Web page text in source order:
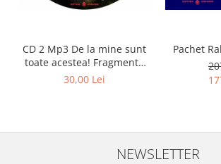
CD 2 Mp3 De la mine sunt
toate acestea! Fragmente
din cărțile lui Marius Ghidel
30,00 Lei
Pachet
NEWSLETTER